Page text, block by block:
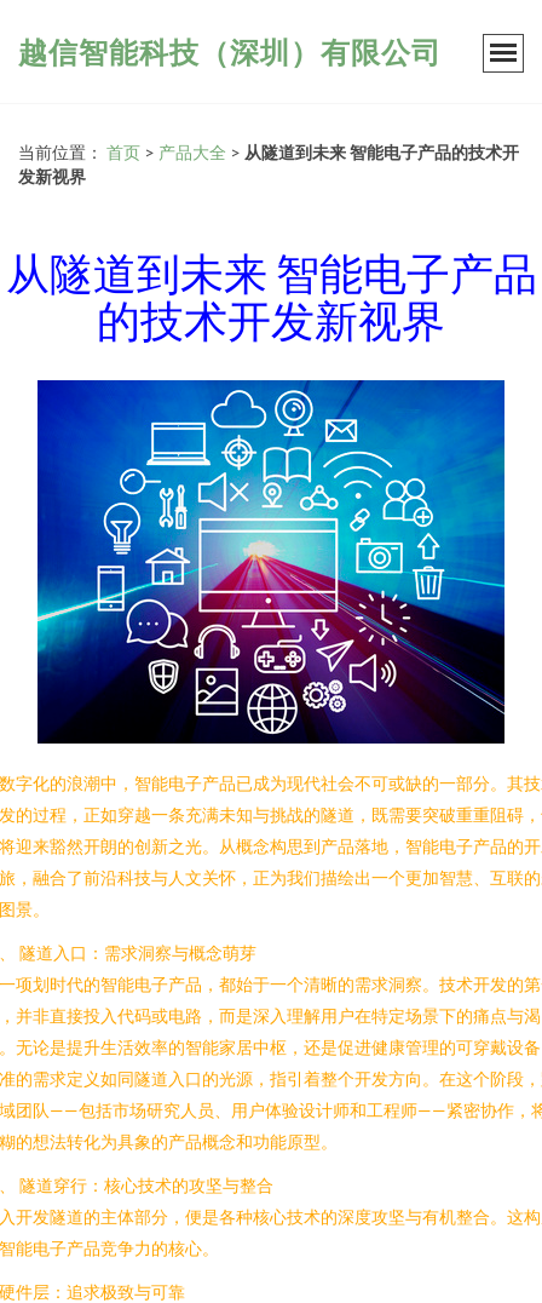
越信智能科技（深圳）有限公司
当前位置： 首页 > 产品大全 > 从隧道到未来 智能电子产品的技术开
发新视界
从隧道到未来 智能电子产品
的技术开发新视界
字化的浪潮中，智能电子产品已成为现代社会不可或缺的一部分。其
的过程，正如穿越一条充满未知与挑战的隧道，既需要突破重重阻碍
迎来豁然开朗的创新之光。从概念构思到产品落地，智能电子产品的
，融合了前沿科技与人文关怀，正为我们描绘出一个更加智慧、互联
景。
隧道入口：需求洞察与概念萌芽
项划时代的智能电子产品，都始于一个清晰的需求洞察。技术开发的
并非直接投入代码或电路，而是深入理解用户在特定场景下的痛点与渴
无论是提升生活效率的智能家居中枢，还是促进健康管理的可穿戴设
的需求定义如同隧道入口的光源，指引着整个开发方向。在这个阶段
团队——包括市场研究人员、用户体验设计师和工程师——紧密协作，
的想法转化为具象的产品概念和功能原型。
隧道穿行：核心技术的攻坚与整合
开发隧道的主体部分，便是各种核心技术的深度攻坚与有机整合。这
能电子产品竞争力的核心。
件层：追求极致与可靠